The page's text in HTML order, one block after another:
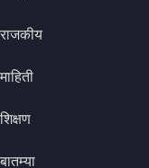
राजकीय
माहिती
शिक्षण
बातम्या